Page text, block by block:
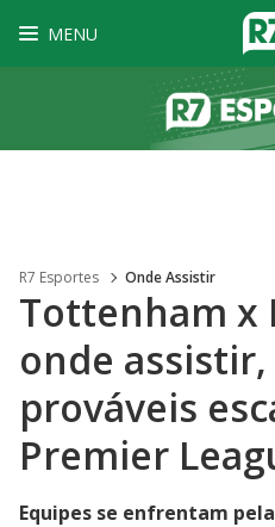
MENU
R7 Esportes Onde Assistir
Tottenham x
onde
prováveis
Premier
Equipes se enfrentam